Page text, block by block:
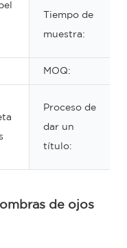
Tiempo de
muestra:
MOQ:
Proceso de
dar un
título:
de ojos